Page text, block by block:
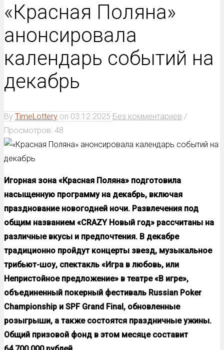
«Красная Поляна»
анонсировала
календарь событий на
декабрь
By TimeLottery on 03.12.2025 Без комментариев /
Просмотров: 48
Игорная зона «Красная Поляна» подготовила
насыщенную программу на декабрь, включая
празднование новогодней ночи. Развлечения под
общим названием «CRAZY Новый год» рассчитаны на
различные вкусы и предпочтения. В декабре
традиционно пройдут концерты звезд, музыкальное
трибьют-шоу, спектакль «Игра в любовь, или
Непристойное предложение» в театре «В игре»,
объединенный покерный фестиваль Russian Poker
Championship и SPF Grand Final , обновленные
розыгрыши, а также состоятся праздничные ужины.
Общий призовой фонд в этом месяце составит